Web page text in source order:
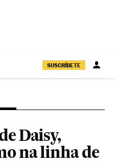
SUSCRÍBETE
Daisy,
na linha de